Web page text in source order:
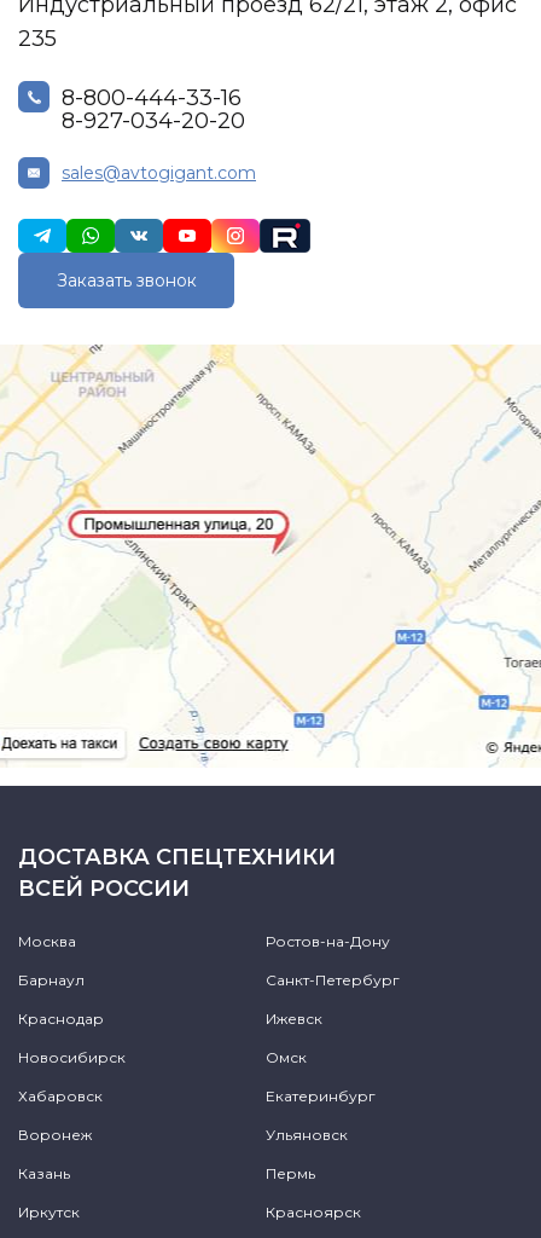
235
8-800-444-33-16
8-927-034-20-20
sales@avtogigant.com
Заказать звонок
ДОСТАВКА СПЕЦТЕХНИКИ
ВСЕЙ РОССИИ
Москва Ростов-на-Дону
Барнаул Санкт-Петербург
Краснодар Ижевск
Новосибирск Омск
Хабаровск Екатеринбург
Воронеж Ульяновск
Казань Пермь
Иркутск Красноярск